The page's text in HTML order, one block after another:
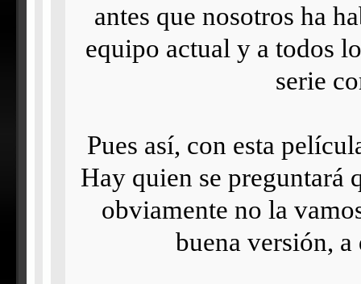
antes que nosotros ha
equipo actual y a todos
serie
Pues así, con esta
Hay quien se preguntará
obviamente no la
buena versión,